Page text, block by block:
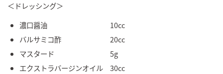
＜ドレッシング＞
濃口醤油 10cc
バルサミコ酢 20cc
マスタード 5g
エクストラバージンオイル 30cc